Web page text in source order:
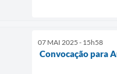
07 MAI 2025 - 15h58
Convocação para